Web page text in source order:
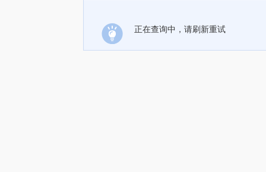
正在查询中，请刷新重试